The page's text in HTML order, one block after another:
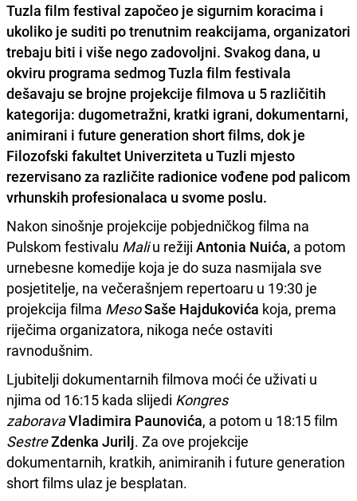
Tuzla film festival započeo je sigurnim koracima i
ukoliko je suditi po trenutnim reakcijama, organizatori
trebaju biti i više nego zadovoljni. Svakog dana, u
okviru programa sedmog Tuzla film festivala
dešavaju se brojne projekcije filmova u 5 različitih
kategorija: dugometražni, kratki igrani, dokumentarni,
animirani i future generation short films, dok je
Filozofski fakultet Univerziteta u Tuzli mjesto
rezervisano za različite radionice vođene pod palicom
vrhunskih profesionalaca u svome poslu.
Nakon sinošnje projekcije pobjedničkog filma na
Pulskom festivalu Maliu režiji Antonia Nuića, a potom
urnebesne komedije koja je do suza nasmijala sve
posjetitelje, na večerašnjem repertoaru u 19:30 je
projekcija filma MesoSaše Hajdukovića koja, prema
riječima organizatora, nikoga neće ostaviti
ravnodušnim.
Ljubitelji dokumentarnih filmova moći će uživati u
njima od 16:15 kada slijedi Kongres
zaboravaVladimira Paunovića, a potom u 18:15 film
SestreZdenka Jurilj. Za ove projekcije
dokumentarnih, kratkih, animiranih i future generation
short films ulaz je besplatan.